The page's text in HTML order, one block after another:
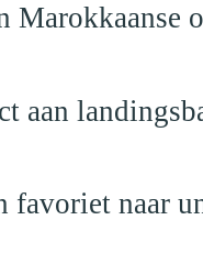
Marokkaanse
aan
favoriet naar